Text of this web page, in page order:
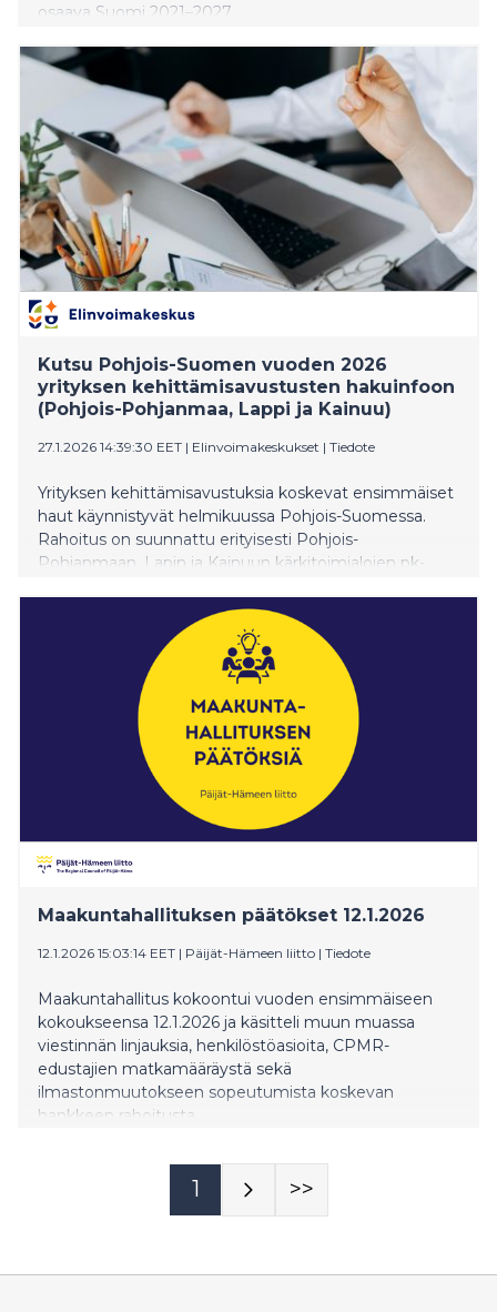
osaava Suomi 2021–2027.
Kutsu Pohjois-Suomen vuoden 2026
yrityksen kehittämisavustusten hakuinfoon
(Pohjois-Pohjanmaa, Lappi ja Kainuu)
27.1.2026 14:39:30 EET | Elinvoimakeskukset | Tiedote
Yrityksen kehittämisavustuksia koskevat ensimmäiset
haut käynnistyvät helmikuussa Pohjois-Suomessa.
Rahoitus on suunnattu erityisesti Pohjois-
Pohjanmaan, Lapin ja Kainuun kärkitoimialojen pk-
merkittävien kehittämishankkeiden avulla.
Maakuntahallituksen päätökset 12.1.2026
12.1.2026 15:03:14 EET | Päijät-Hämeen liitto | Tiedote
Maakuntahallitus kokoontui vuoden ensimmäiseen
kokoukseensa 12.1.2026 ja käsitteli muun muassa
viestinnän linjauksia, henkilöstöasioita, CPMR-
edustajien matkamääräystä sekä
ilmastonmuutokseen sopeutumista koskevan
hankkeen rahoitusta.
1 >>